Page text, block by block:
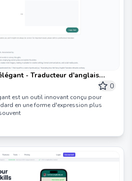
- Traducteur d'anglais
0
est un outil innovant conçu pour
en une forme d'expression plus